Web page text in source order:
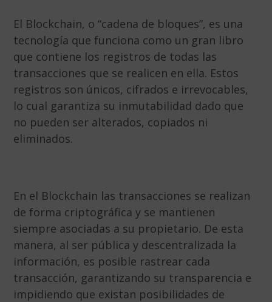
El Blockchain, o “cadena de bloques”, es una
tecnología que funciona como un gran libro
que contiene los registros de todas las
transacciones que se realicen en ella. Estos
registros son únicos, cifrados e irrevocables,
lo cual garantiza su inmutabilidad dado que
no pueden ser alterados, copiados ni
eliminados.
En el Blockchain las transacciones se realizan
de forma criptográfica y se mantienen
siempre asociadas a su propietario. De esta
manera, al ser pública y descentralizada la
información, es posible rastrear cada
transacción, garantizando su transparencia e
impidiendo que existan posibilidades de